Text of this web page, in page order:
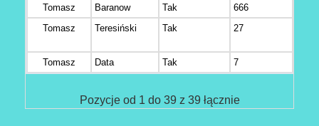
Tomasz
Baranow Tak 666
Tomasz
Teresiński Tak 27
Tomasz Data Tak 7
Pozycje od 1 do 39 z 39 łącznie